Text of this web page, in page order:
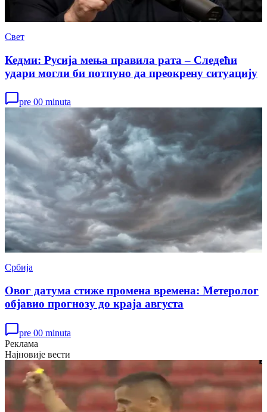
Свет
Кедми: Русија мења правила рата – Следећи
удари могли би потпуно да преокрену ситуацију
pre 00 minuta
Србија
Овог датума стиже промена времена: Метеролог
објавио прогнозу до краја августа
pre 00 minuta
Реклама
Најновије вести